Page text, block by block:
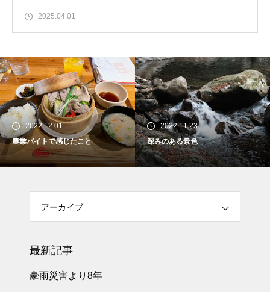
2025.04.01
2022.12.01
農業バイトで感じたこと
2022.11.23
深みのある景色
アーカイブ
最新記事
豪雨災害より8年